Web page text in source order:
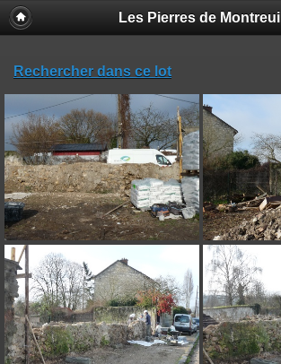
Les Pierres de Montreuil
Rechercher dans ce lot